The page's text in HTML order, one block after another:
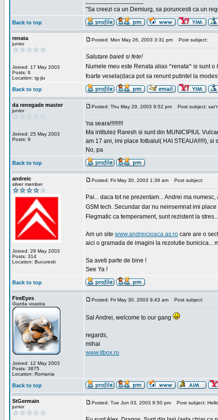
"Sa creezi ca un Demiurg, sa poruncesti ca un
Back to top
renata
junior
Joined: 17 May 2003
Posts: 6
Location: tg-jiu
Posted: Mon May 26, 2003 3:31 pm Post subject:
Salutare baieti si fete!
Numele meu este Renata alias ^renata^ si sunt o
foarte vesela(daca pot sa renunt putintel la
Back to top
da renegade master
junior
Joined: 25 May 2003
Posts: 9
Posted: Thu May 29, 2003 9:52 pm Post subject:
'na seara!!!!!!!!!
Ma intitulez Raresh si sunt din MUNICIPIUL
am 17 ani, imi place fotbalul( HAI STEAUA!!!!!), si
No, pa
Back to top
andreic
silver member
Joined: 29 May 2003
Posts: 314
Location: Bucuresti
Posted: Fri May 30, 2003 1:39 am Post subject:
Pai... daca tot ne prezentam... Andrei ma
GSM tech. Secundar dar nu neinsemnat imi
Flegmatic ca temperament, sunt rezistent la
Am un site www.andreicioaca.as.ro care are o
aici o gramada de imagini la rezolutie bunicica...
Sa aveti parte de bine !
See Ya !
Back to top
FireEyes
Gazda voastra
Joined: 12 May 2003
Posts: 3875
Location: Romania
Posted: Fri May 30, 2003 9:43 am Post subject:
Sal Andrei, welcome to our gang
regards,
mihai
www.itbox.ro
Back to top
StGermain
junior
Posted: Tue Jun 03, 2003 9:50 pm Post subject: